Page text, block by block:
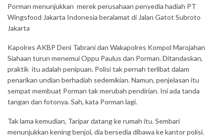
Porman menunjukkan merek perusahaan penyedia hadiah PT
Wingsfood Jakarta Indonesia beralamat di Jalan Gatot Subroto
Jakarta
Kapolres AKBP Deni Tabrani dan Wakapolres Kompol Marojahan
Siahaan turun menemui Oppu Paulus dan Porman. Ditandaskan,
praktik itu adalah penipuan. Polisi tak pernah terlibat dalam
penarikan undian berhadiah sedemikian. Namun, penjelasan itu
sempat membuat Porman tak merubah pendirian. Ini ada tanda
tangan dan fotonya. Sah, kata Porman lagi.
Tak lama kemudian, Taripar datang ke rumah itu. Sembari
menunjukkan kening benjol, dia bersedia dibawa ke kantor polisi.